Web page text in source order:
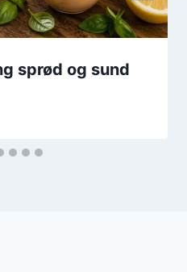
sprød og sund